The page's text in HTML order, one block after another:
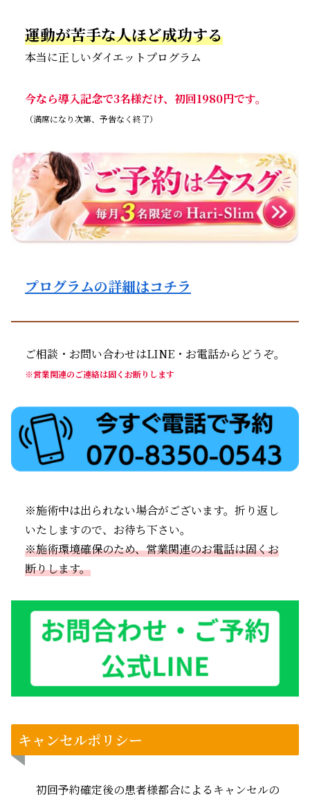
運動が苦手な人ほど成功する
本当に正しいダイエットプログラム
今なら導入記念で3名様だけ、初回1980円です。
（満席になり次第、予告なく終了）
プログラムの詳細はコチラ
ご相談・お問い合わせはLINE・お電話からどうぞ。
※営業関連のご連絡は固くお断りします
※施術中は出られない場合がございます。折り返し
いたしますので、お待ち下さい。
※施術環境確保のため、営業関連のお電話は固くお
断りします。
キャンセルポリシー
初回予約確定後の患者様都合によるキャンセルの